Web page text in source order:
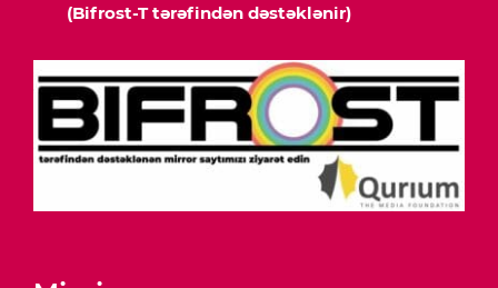
(Bifrost-T tərəfindən dəstəklənir)